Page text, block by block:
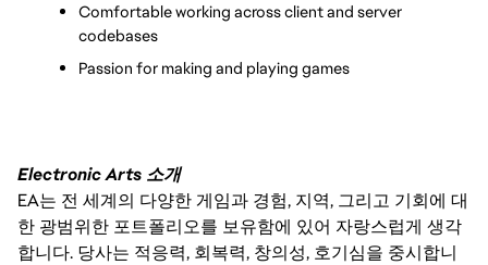
Comfortable working across client and server
codebases
Passion for making and playing games
Electronic Arts 소개
EA는 전 세계의 다양한 게임과 경험, 지역, 그리고 기회에 대
한 광범위한 포트폴리오를 보유함에 있어 자랑스럽게 생각
합니다. 당사는 적응력, 회복력, 창의성, 호기심을 중시합니